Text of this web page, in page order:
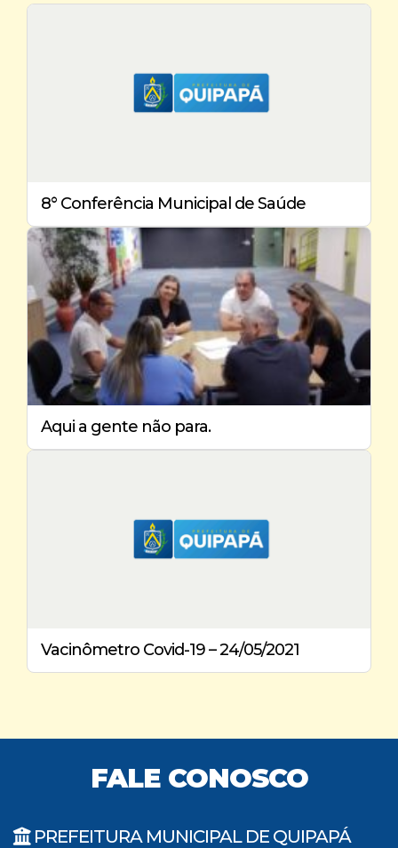
8° Conferência Municipal de Saúde
Aqui a gente não para.
Vacinômetro Covid-19 – 24/05/2021
FALE CONOSCO
PREFEITURA MUNICIPAL DE QUIPAPÁ